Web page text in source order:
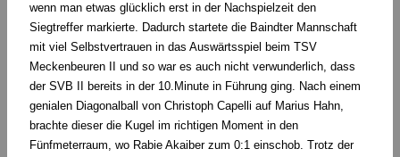
wenn man etwas glücklich erst in der Nachspielzeit den
Siegtreffer markierte. Dadurch startete die Baindter Mannschaft
mit viel Selbstvertrauen in das Auswärtsspiel beim TSV
Meckenbeuren II und so war es auch nicht verwunderlich, dass
der SVB II bereits in der 10.Minute in Führung ging. Nach einem
genialen Diagonalball von Christoph Capelli auf Marius Hahn,
brachte dieser die Kugel im richtigen Moment in den
Fünfmeterraum, wo Rabie Akaiber zum 0:1 einschob. Trotz der